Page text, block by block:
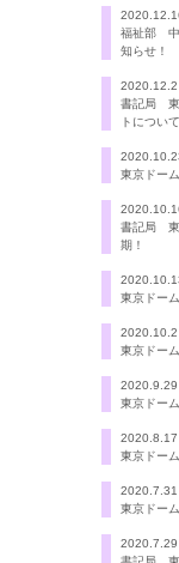
福祉部 中
知らせ！
2020.12.2
書記局 東
トについて
東京ドー
書記局 東
期！
東京ドー
2020.10.2
東京ドー
2020.9.29
東京ドー
2020.8.17
東京ドー
2020.7.31
東京ドー
2020.7.29